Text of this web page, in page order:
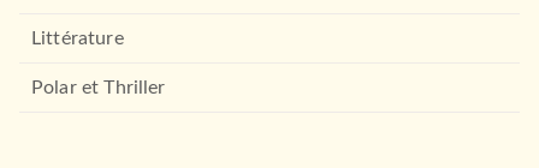
Littérature
Polar et Thriller